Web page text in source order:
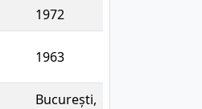
1972
1963
București,